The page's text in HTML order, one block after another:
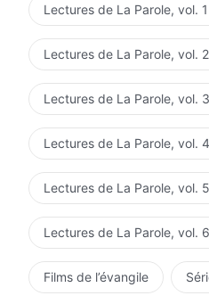
seules les faveurs de
et cela ne peut être en
Alors, comment ce genre
Le seul intérêt de votre
est d'utiliser Dieu pour
N'est-ce pas une offense
Vous croyez au Dieu du
mais Je rejette cette
Lectures de La Parole, vol.
Lectures de La Parole, vol.
Lectures de La Parole, vol.
Lectures de La Parole, vol.
Lectures de La Parole, vol.
Lectures de La Parole, vol.
Films de l’évangile